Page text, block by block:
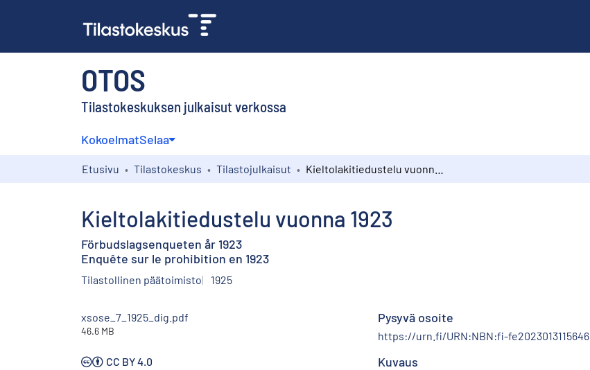
OTOS
Tilastokeskuksen julkaisut verkossa
KokoelmatSelaa
Etusivu Tilastokeskus Tilastojulkaisut
Kieltolakitiedustelu vuonna 1923
Förbudslagsenqueten år 1923
Enquête sur le prohibition en 1923
Tilastollinen päätoimisto 1925
xsose_7_1925_dig.pdf
46.6 MB
CC BY 4.0
Pysyvä osoite
https://urn.fi/URN:NBN:fi-fe2023013115646
Kuvaus